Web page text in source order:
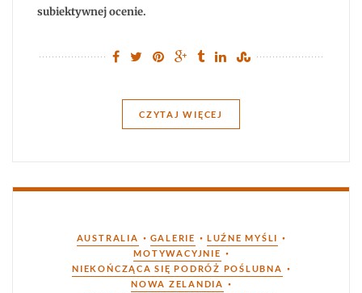
subiektywnej ocenie.
CZYTAJ WIĘCEJ
Kategorie
AUSTRALIA • GALERIE • LUŹNE MYŚLI •
MOTYWACYJNIE •
NIEKOŃCZĄCA SIĘ PODRÓŻ POŚLUBNA •
NOWA ZELANDIA •